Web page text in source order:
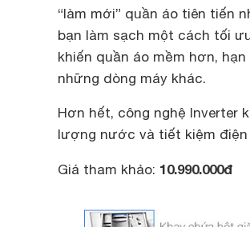
“làm mới” quần áo tiên tiến
bạn làm sạch một cách tối
khiến quần áo mềm hơn,
những dòng máy khác.
Hơn hết, công nghệ Inverter
lượng nước và tiết kiệm điện
Giá tham khảo: 10.990.000đ